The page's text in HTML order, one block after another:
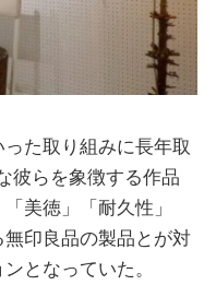
た取り組みに長年取
彼らを象徴する作品
美徳」「耐久性」
無印良品の製品とが対
となっていた。